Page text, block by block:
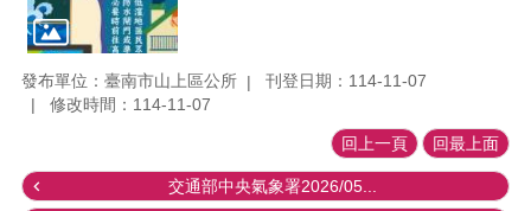
發布單位：臺南市山上區公所
刊登日期：114-11-07
修改時間：114-11-07
回上一頁 回最上面
交通部中央氣象署2026/05...